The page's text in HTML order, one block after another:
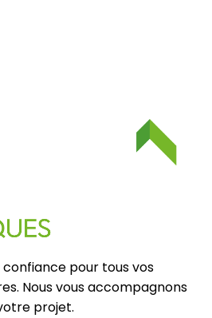
pour tous vos
Nous vous accompagnons
projet.